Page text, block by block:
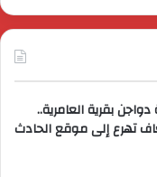
بقرية العامرية..
تهرع إلى موقع الحادث